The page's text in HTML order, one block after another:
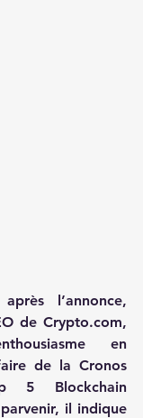
l’annonce,
de Crypto.com,
en
de la Cronos
5 Blockchain
il indique